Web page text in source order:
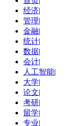
经济|
管理|
金融|
统计|
数据|
会计|
人工智能|
大学|
论文|
考研|
留学|
专业|